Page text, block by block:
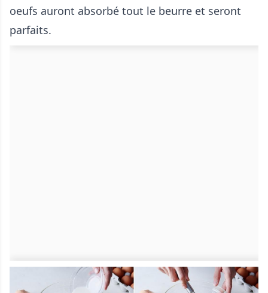
oeufs auront absorbé tout le beurre et seront
parfaits.